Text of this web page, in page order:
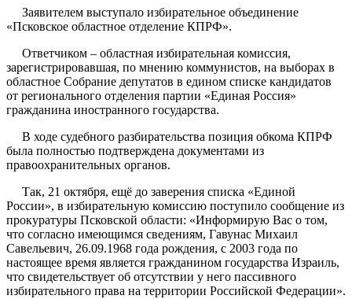
Заявителем выступало избирательное объединение
«Псковское областное отделение КПРФ».
Ответчиком – областная избирательная комиссия,
зарегистрировавшая, по мнению коммунистов, на выборах в
областное Собрание депутатов в едином списке кандидатов
от регионального отделения партии «Единая Россия»
гражданина иностранного государства.
В ходе судебного разбирательства позиция обкома КПРФ
была полностью подтверждена документами из
правоохранительных органов.
Так, 21 октября, ещё до заверения списка «Единой
России», в избирательную комиссию поступило сообщение из
прокуратуры Псковской области: «Информирую Вас о том,
что согласно имеющимся сведениям, Гавунас Михаил
Савельевич, 26.09.1968 года рождения, с 2003 года по
настоящее время является гражданином государства Израиль,
что свидетельствует об отсутствии у него пассивного
избирательного права на территории Российской Федерации».